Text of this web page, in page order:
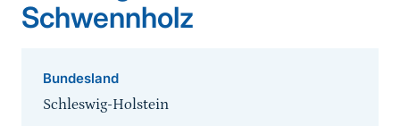
Schwennholz
Bundesland
Schleswig-Holstein